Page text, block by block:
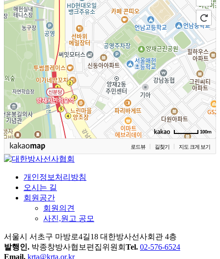
100m
로드뷰 길찾기 지도 크게 보기
개인정보처리방침
오시는 길
회원공간
회원의견
사진,원고 공모
서울시 서초구 마방로4길18 대한방사선사회관 4층
발행인. 박종창방사협보편집위원회 Tel. 02-576-6524
Email. krta@krta.or.kr